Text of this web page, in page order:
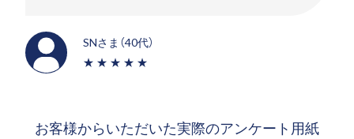
SNさま（40代）
★★★★★
お客様からいただいた実際のアンケート用紙